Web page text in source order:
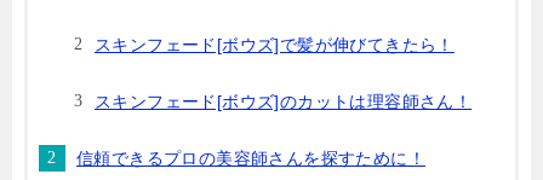
スキンフェード[ボウズ]で髪が伸びてきたら！
スキンフェード[ボウズ]のカットは理容師さん！
信頼できるプロの美容師さんを探すために！